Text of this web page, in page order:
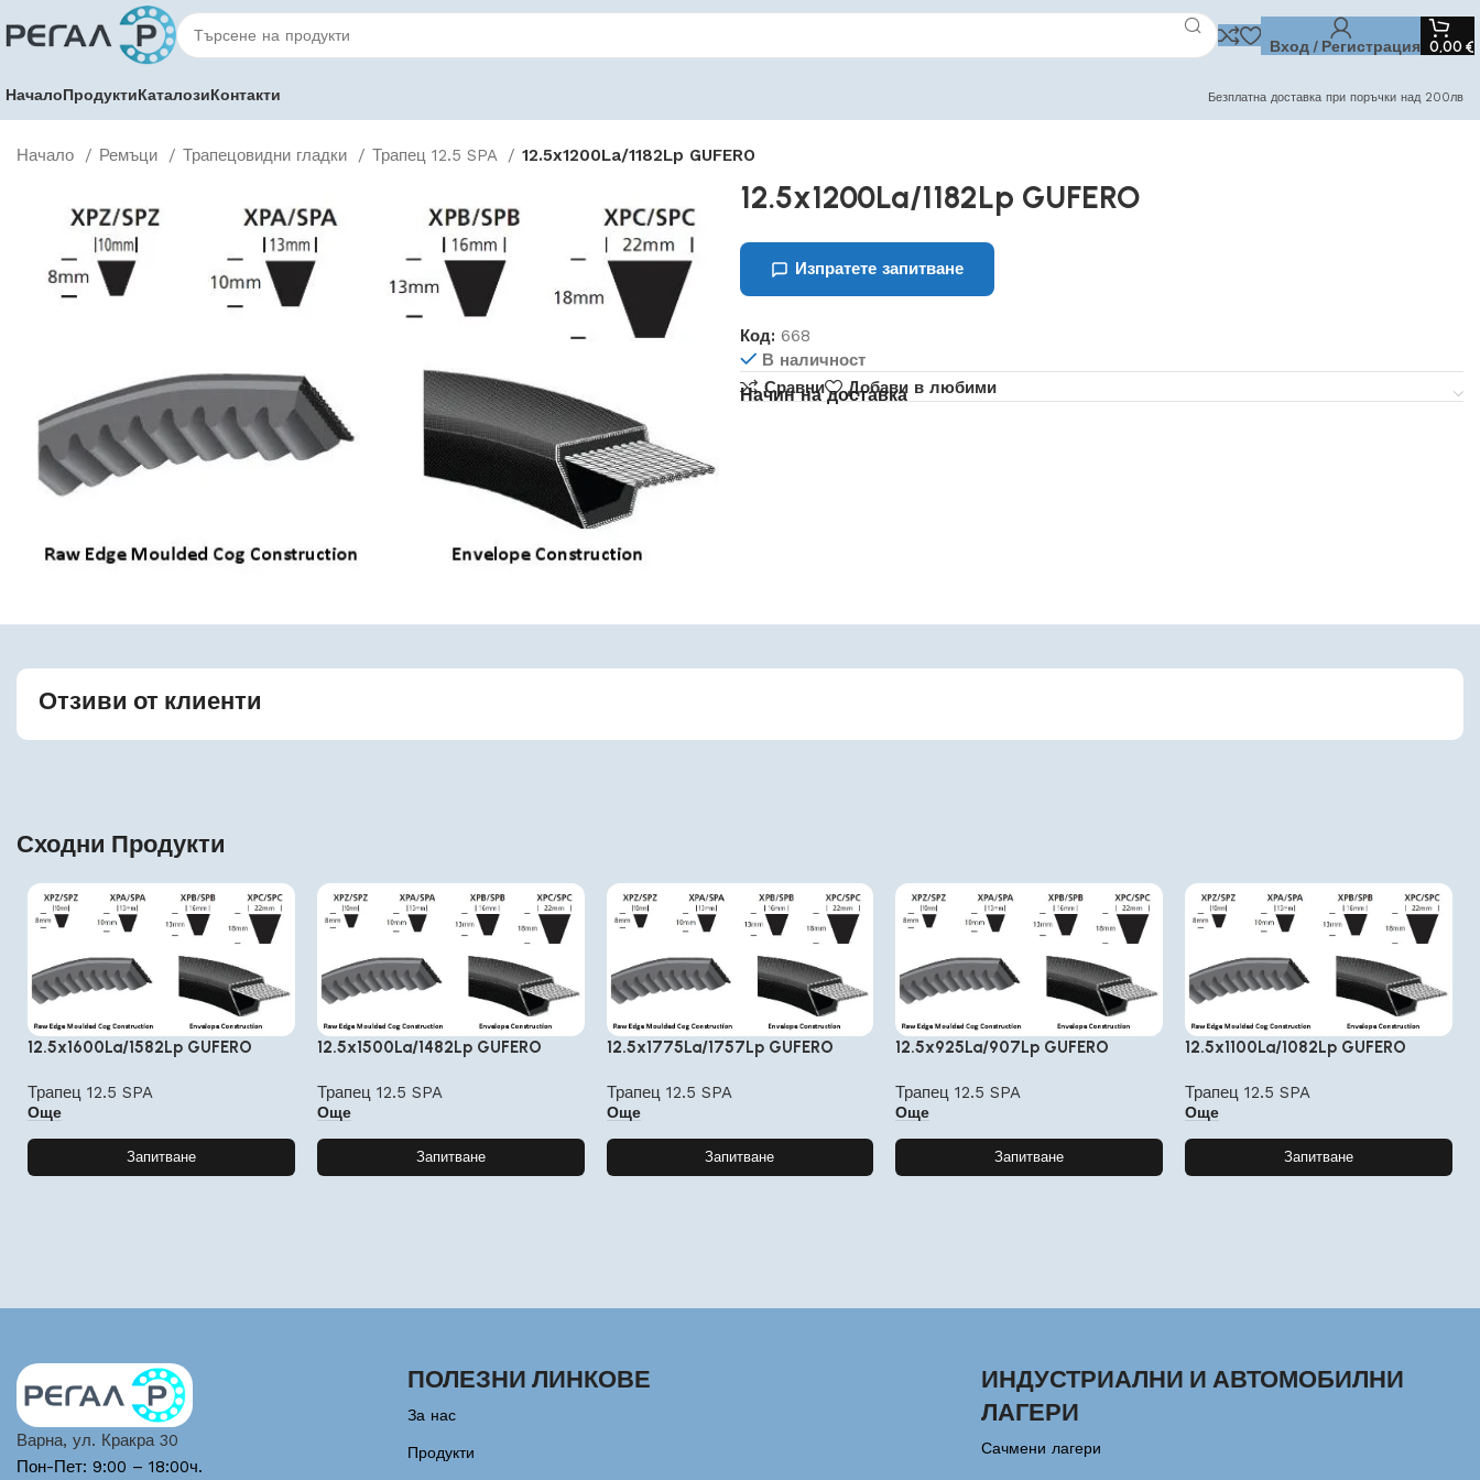
Вход / Регистрация 0,00 €
НачалоПродуктиКаталозиКонтакти Безплатна доставка при поръчки над 200лв
Начало Ремъци Трапецовидни гладки Трапец 12.5 SPA 12.5x1200La/1182Lp GUFERO
12.5x1200La/1182Lp GUFERO
Изпратете запитване
Код: 668
В наличност
Сравни
Добави в любими
Начин на доставка
Отзиви от клиенти
Сходни Продукти
12.5x1600La/1582Lp GUFERO
Трапец 12.5 SPA
Още
Запитване
12.5x1500La/1482Lp GUFERO
Трапец 12.5 SPA
Още
Запитване
12.5x1775La/1757Lp GUFERO
Трапец 12.5 SPA
Още
Запитване
12.5x925La/907Lp GUFERO
Трапец 12.5 SPA
Още
Запитване
12.5x1100La/1082Lp GUFERO
Трапец 12.5 SPA
Още
Запитване
Варна, ул. Кракра 30
Пон-Пет: 9:00 – 18:00ч.
ПОЛЕЗНИ ЛИНКОВЕ
За нас
Продукти
ИНДУСТРИАЛНИ И АВТОМОБИЛНИ
ЛАГЕРИ
Сачмени лагери